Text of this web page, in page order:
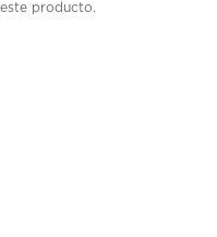
producto.